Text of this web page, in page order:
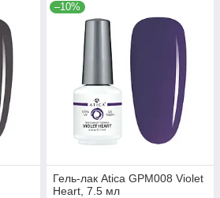
–10%
Гель-лак Atica GPM008 Violet
Heart, 7.5 мл